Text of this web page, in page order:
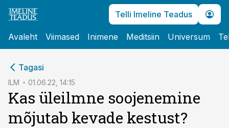
Telli Imeline Teadus
Avaleht Viimased Inimene Meditsiin Universum
Tagasi
ILM 01.06.22, 14:15
Kas üleilmne soojenemine
mõjutab kevade kestust?